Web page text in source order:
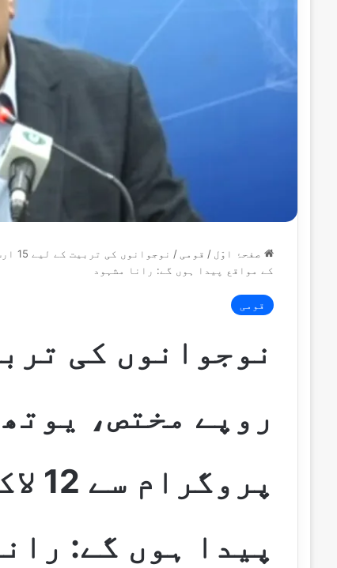
صفحۂ اوّل / قومی /
کے مواقع پیدا ہوں گے: رانا مشہود
قومی
روپے مختص،
پیدا ہوں گے: